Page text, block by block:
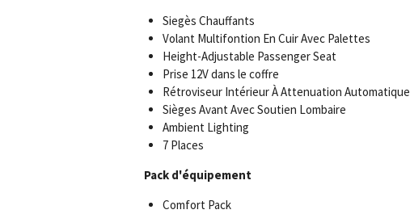
Siegès Chauffants
Volant Multifontion En Cuir Avec Palettes
Height-Adjustable Passenger Seat
Prise 12V dans le coffre
Rétroviseur Intérieur À Attenuation Automatique
Sièges Avant Avec Soutien Lombaire
Ambient Lighting
7 Places
Pack d'équipement
Comfort Pack